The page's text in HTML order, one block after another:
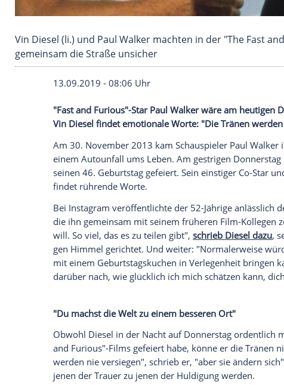
Vin Diesel (li.) und Paul Walker machten in der
gemeinsam die Straße unsicher
13.09.2019 - 08:06 Uhr
"Fast and Furious"-StarPaul Walkerwäre
Vin Dieselfindet emotionale Worte: "Die
Am 30. November 2013 kam Schauspieler
einem Autounfall ums Leben. Am
seinen 46. Geburtstag gefeiert. Sein
findet rührende Worte.
BeiInstagramveröffentlichte der 52-Jährige
die ihn gemeinsam mit seinem früheren